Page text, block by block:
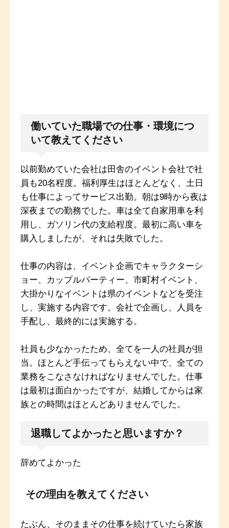
働いていた職場での仕事・環境につ
いて教えてください
以前勤めていた会社は田舎のイベント会社で社
員も20名程度。福利厚生はほとんどなく、土日
も仕事によってサービス出勤。朝は9時から夜は
深夜までの勤務でした。車は全て自家用車を利
用し、ガソリン代の支給程度。最初に高い車を
購入しましたが、それは失敗でした。
仕事の内容は、イベント企画でキャラクターシ
ョー、カップルパーティー、市町村イベント、
大掛かりなイベントは県のイベントなどを受注
し、実施する内容です。会社で企画し、人員を
手配し、最終的には実施する。
社員も少なかったため、全てを一人の社員が担
当。ほとんど手伝ってもらえない中で、全ての
業務をこなさなければなりませんでした。仕事
は最初は面白かったですが、結婚してからは家
族との時間はほとんどありませんでした。
退職してよかったと思いますか？
辞めてよかった
その理由を教えてください
たぶん、そのままその仕事を続けていたら家族